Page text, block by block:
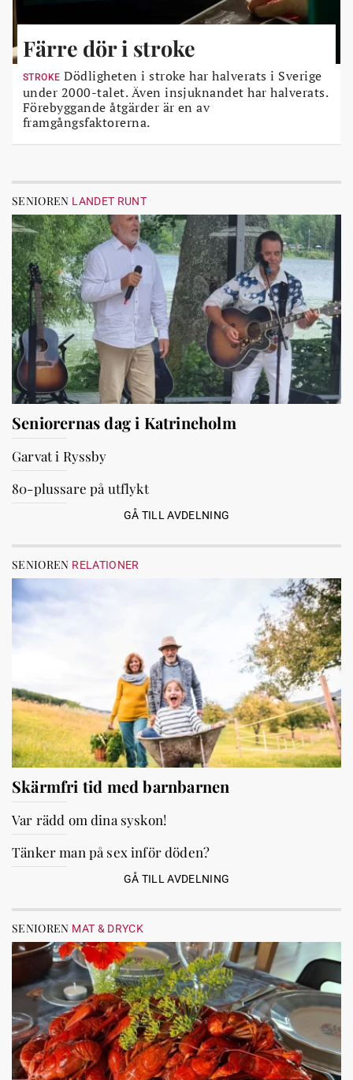
Färre dör i stroke
STROKE Dödligheten i stroke har halverats i Sverige
under 2000-talet. Även insjuknandet har halverats.
Förebyggande åtgärder är en av
framgångsfaktorerna.
SENIOREN LANDET RUNT
Seniorernas dag i Katrineholm
Garvat i Ryssby
80-plussare på utflykt
GÅ TILL AVDELNING
SENIOREN RELATIONER
Skärmfri tid med barnbarnen
Var rädd om dina syskon!
Tänker man på sex inför döden?
GÅ TILL AVDELNING
SENIOREN MAT & DRYCK